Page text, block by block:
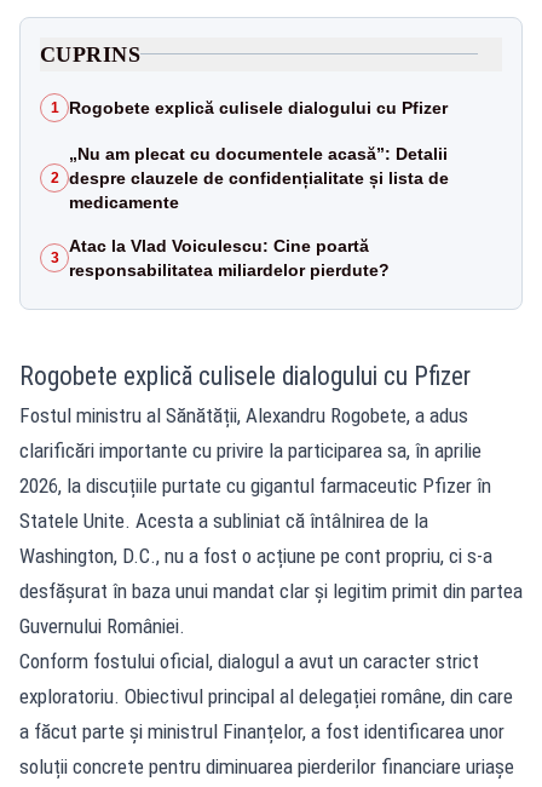
CUPRINS
1 Rogobete explică culisele dialogului cu Pfizer
2
„Nu am plecat cu documentele acasă”: Detalii
despre clauzele de confidențialitate și lista de
medicamente
3
Atac la Vlad Voiculescu: Cine poartă
responsabilitatea miliardelor pierdute?
Rogobete explică culisele dialogului cu Pfizer
Fostul ministru al Sănătății, Alexandru Rogobete, a adus
clarificări importante cu privire la participarea sa, în aprilie
2026, la discuțiile purtate cu gigantul farmaceutic Pfizer în
Statele Unite. Acesta a subliniat că întâlnirea de la
Washington, D.C., nu a fost o acțiune pe cont propriu, ci s-a
desfășurat în baza unui mandat clar și legitim primit din partea
Guvernului României.
Conform fostului oficial, dialogul a avut un caracter strict
exploratoriu. Obiectivul principal al delegației române, din care
a făcut parte și ministrul Finanțelor, a fost identificarea unor
soluții concrete pentru diminuarea pierderilor financiare uriașe